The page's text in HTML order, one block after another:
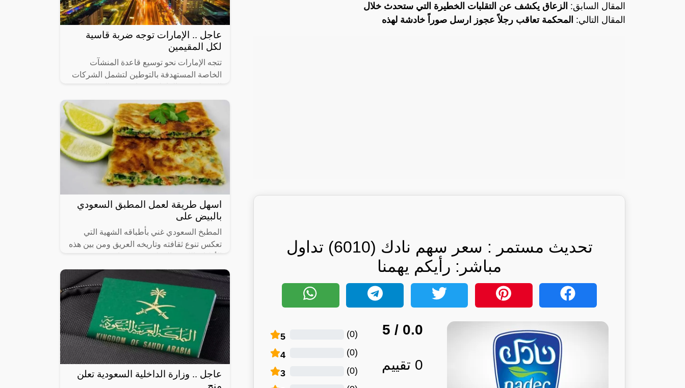
المقال السابق: الزعاق يكشف عن التقلبات الخطيرة التي ستحدث خلال
المقال التالي: المحكمة تعاقب رجلاً عجوز ارسل صوراً خادشة لهذه
تحديث مستمر : سعر سهم نادك (6010) تداول
مباشر: رأيكم يهمنا
0.0
/ 5
0 تقييم
5 (
0
)
4 (
0
)
3 (
0
)
عاجل .. الإمارات توجه ضربة قاسية
لكل المقيمين
تتجه الإمارات نحو توسيع قاعدة المنشآت
الخاصة المستهدفة بالتوطين لتشمل الشركات
عاملاً، في 14 نشاطاً اقتصادياً رئيساً تم
اسهل طريقة لعمل المطبق السعودي
بالبيض على
المطبخ السعودي غني بأطباقه الشهية التي
تعكس تنوع ثقافته وتاريخه العريق ومن بين هذه
رقيقة محشوة بالبيض واللحم المفروم
عاجل .. وزارة الداخلية السعودية تعلن